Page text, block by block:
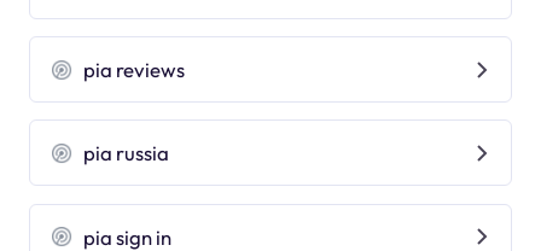
pia reviews
pia russia
pia sign in